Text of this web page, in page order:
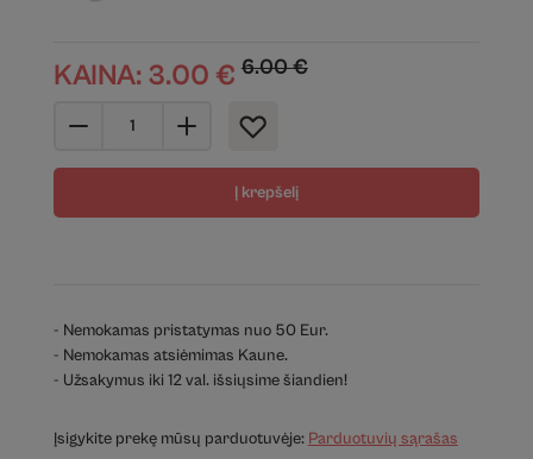
KAINA: 3.00 € 6.00€
Į krepšelį
- Nemokamas pristatymas nuo 50 Eur.
- Nemokamas atsiėmimas Kaune.
- Užsakymus iki 12 val. išsiųsime šiandien!
Įsigykite prekę mūsų parduotuvėje: Parduotuvių sąrašas